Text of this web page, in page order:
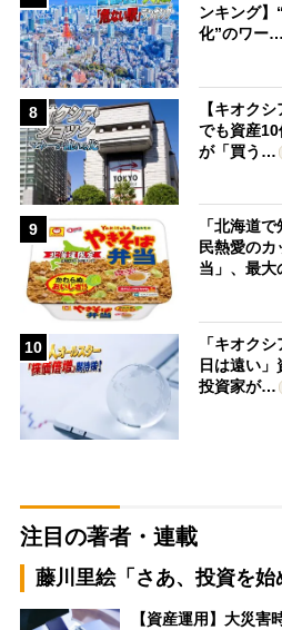
ンキング】
化”のワー…
8
【キオク
でも資産
が「買う…
9
「北海道
民熱愛の
当」、最
10
「キオク
日は遠い
投資家が…
注目の著者・連載
藤川里絵「さあ、投資を始
【資産運用】大災害